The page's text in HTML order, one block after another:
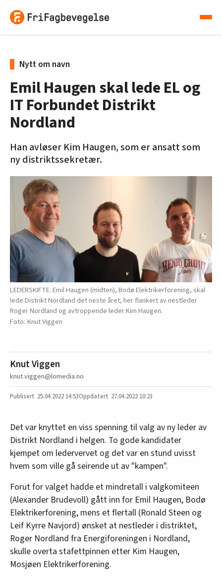
Nytt om navn
Emil Haugen skal lede EL og
IT Forbundet Distrikt
Nordland
Han avløser Kim Haugen, som er ansatt som
ny distriktssekretær.
LEDERSKIFTE. Emil Haugen (midten), Bodø Elektrikerforening, skal
lede Distrikt Nordland det neste året, her flankert av nestleder
Roger Nordland og avtroppende leder Kim Haugen.
Knut Viggen
Knut Viggen
knut.viggen@lomedia.no
25.04.2022 14:53 27.04.2022 10:23
Det var knyttet en viss spenning til valg av ny leder av
Distrikt Nordland i helgen. To gode kandidater
kjempet om ledervervet og det var en stund uvisst
hvem som ville gå seirende ut av "kampen".
Forut for valget hadde et mindretall i valgkomiteen
(Alexander Brudevoll) gått inn for Emil Haugen, Bodø
Elektrikerforening, mens et flertall (Ronald Steen og
Leif Kyrre Navjord) ønsket at nestleder i distriktet,
Roger Nordland fra Energiforeningen i Nordland,
skulle overta stafettpinnen etter Kim Haugen,
Mosjøen Elektrikerforening.